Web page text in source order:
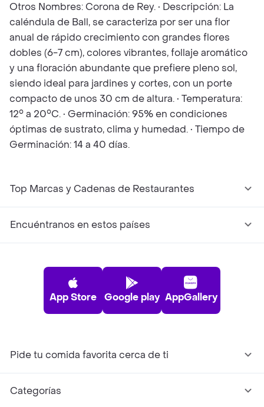
Otros Nombres: Corona de Rey. • Descripción: La
caléndula de Ball, se caracteriza por ser una flor
anual de rápido crecimiento con grandes flores
dobles (6-7 cm), colores vibrantes, follaje aromático
y una floración abundante que prefiere pleno sol,
siendo ideal para jardines y cortes, con un porte
compacto de unos 30 cm de altura. • Temperatura:
12° a 20°C. • Germinación: 95% en condiciones
óptimas de sustrato, clima y humedad. • Tiempo de
Germinación: 14 a 40 días.
Top Marcas y Cadenas de Restaurantes
Encuéntranos en estos países
App Store Google play AppGallery
Pide tu comida favorita cerca de ti
Categorías